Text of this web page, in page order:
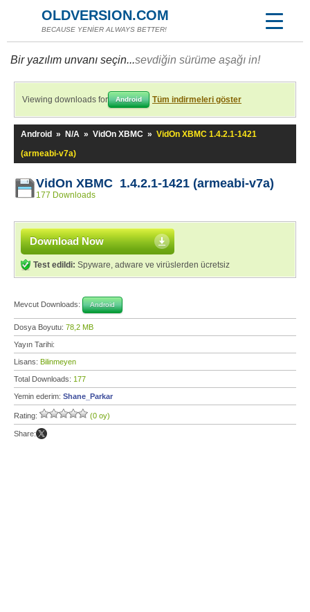
OLDVERSION.COM
BECAUSE YENİER ALWAYS BETTER!
Bir yazılım unvanı seçin...sevdiğin sürüme aşağı in!
Viewing downloads for Android Tüm indirmeleri göster
Android » N/A » VidOn XBMC » VidOn XBMC 1.4.2.1-1421
(armeabi-v7a)
VidOn XBMC 1.4.2.1-1421 (armeabi-v7a)
177 Downloads
Download Now
Test edildi: Spyware, adware ve virüslerden ücretsiz
Mevcut Downloads: Android
Dosya Boyutu: 78,2 MB
Yayın Tarihi:
Lisans: Bilinmeyen
Total Downloads: 177
Yemin ederim: Shane_Parkar
Rating: (0 oy)
Share: